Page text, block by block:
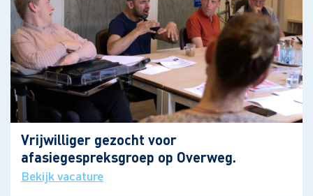
Vrijwilliger gezocht voor
afasiegespreksgroep op Overweg.
Bekijk vacature